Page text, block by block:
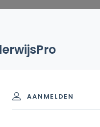
3de graad
33 (sp ...
A-finaliteit
AANMELDEN